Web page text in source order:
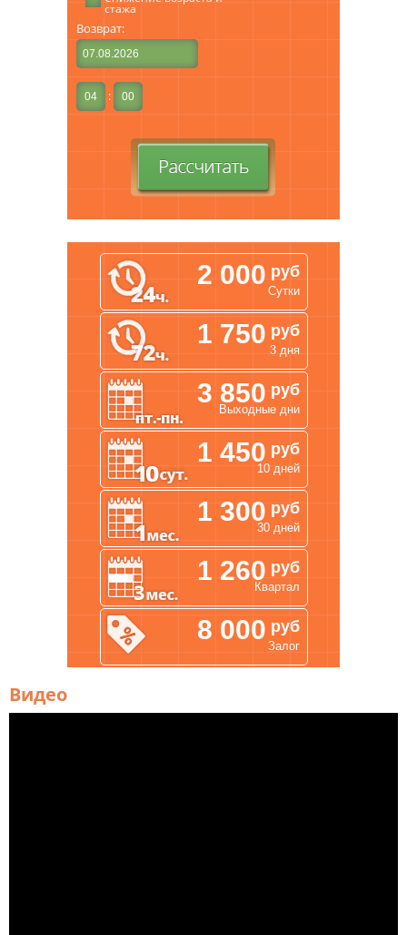
Подогрев сидений
Аудиосистема (cd/mp3)
Обогрев зеркал
Подушки безопасности
Регулировка сиденья водителя
ручная
Центральный замок
Электростеклоподъемники
Дополнительное оборудование:
Крепления для детских сидений
стажа
Возврат:
:
2 000 руб
Сутки
1 750 руб
3 дня
3 850 руб
Выходные дни
1 450 руб
10 дней
1 300 руб
30 дней
1 260 руб
Квартал
8 000 руб
Залог
Видео